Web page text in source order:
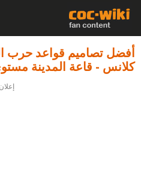
أفضل تصاميم قواعد حرب
كلانس - قاعة المدينة مستوى
إعلان